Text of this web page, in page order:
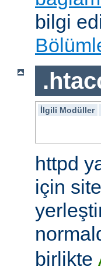
bilgi
İlgili Modüller
httpd
için
birlikte